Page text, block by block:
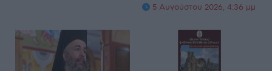
5 Αυγούστου 2026, 4:36 μμ